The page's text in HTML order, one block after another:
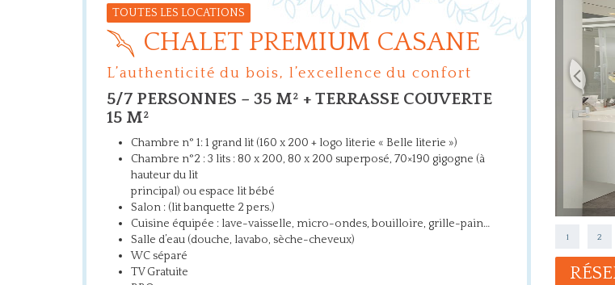
TOUTES LES LOCATIONS
CHALET PREMIUM CASANE
L’authenticité du bois, l’excellence du confort
5/7 PERSONNES – 35 M² + TERRASSE COUVERTE
15 M²
Chambre n° 1: 1 grand lit (160 x 200 + logo literie « Belle literie »)
Chambre n°2 : 3 lits : 80 x 200, 80 x 200 superposé, 70×190 gigogne (à
hauteur du lit
principal) ou espace lit bébé
Salon : (lit banquette 2 pers.)
Cuisine équipée : lave-vaisselle, micro-ondes, bouilloire, grille-pain…
Salle d’eau (douche, lavabo, sèche-cheveux)
WC séparé
TV Gratuite
1 2